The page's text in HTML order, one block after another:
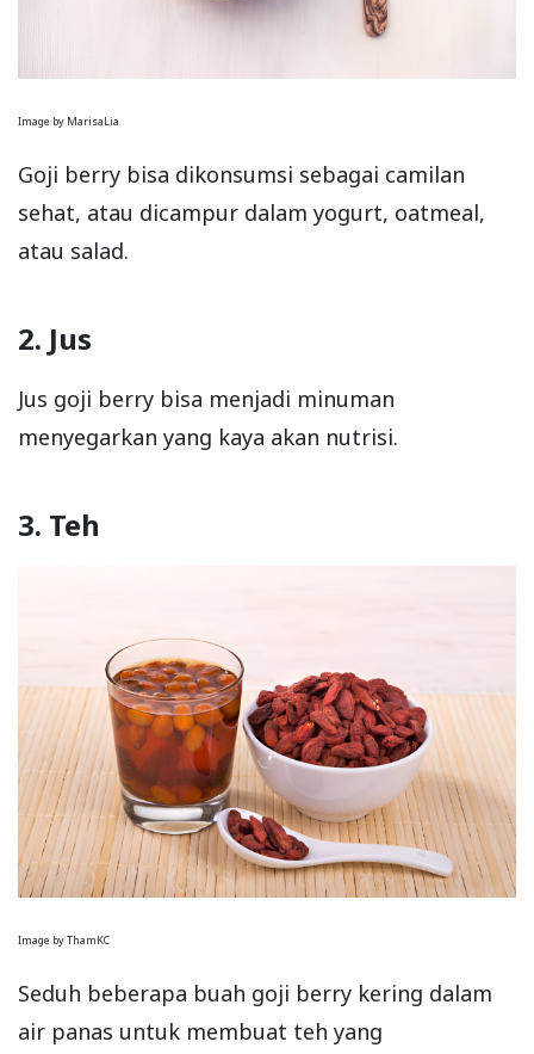
Image by MarisaLia
Goji berry bisa dikonsumsi sebagai camilan
sehat, atau dicampur dalam yogurt, oatmeal,
atau salad.
2. Jus
Jus goji berry bisa menjadi minuman
menyegarkan yang kaya akan nutrisi.
3. Teh
Image by ThamKC
Seduh beberapa buah goji berry kering dalam
air panas untuk membuat teh yang